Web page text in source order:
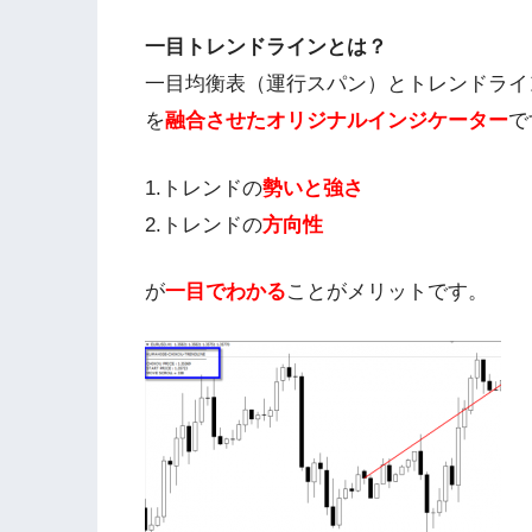
一目トレンドラインとは？
一目均衡表（運行スパン）とトレンドラ
を融合させたオリジナルインジケーター
1.トレンドの勢いと強さ
2.トレンドの方向性
が一目でわかることがメリットです。